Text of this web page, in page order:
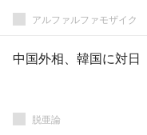
アルファルファモザイク
中国外相、韓国に対日
脱亜論